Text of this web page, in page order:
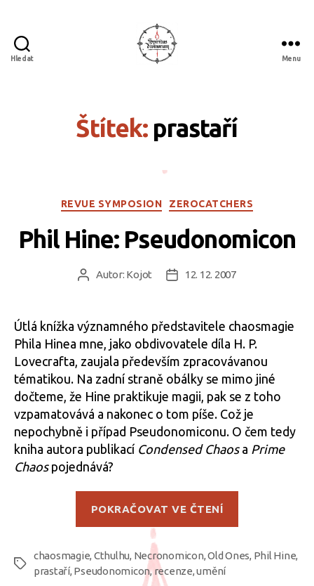
Hledat Menu
Štítek: prastaří
Rubriky
REVUE SYMPOSION ZEROCATCHERS
Phil Hine: Pseudonomicon
AutorAutor: Kojot
Datum
12. 12. 2007
Útlá knížka významného představitele chaosmagie
Phila Hinea mne, jako obdivovatele díla H. P.
Lovecrafta, zaujala především zpracovávanou
tématikou. Na zadní straně obálky se mimo jiné
dočteme, že Hine praktikuje magii, pak se z toho
vzpamatovává a nakonec o tom píše. Což je
nepochybně i případ Pseudonomiconu. O čem tedy
kniha autora publikací Condensed Chaos a Prime
Chaospojednává?
POKRAČOVAT VE ČTENÍ
Štítky
chaosmagie, Cthulhu, Necronomicon,Old Ones, Phil Hine,
prastaří, Pseudonomicon, recenze,umění